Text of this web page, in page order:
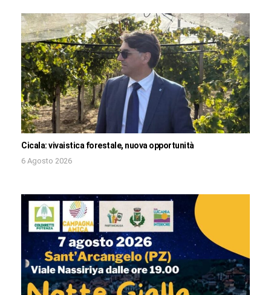
Cicala: vivaistica forestale, nuova opportunità
6 Agosto 2026